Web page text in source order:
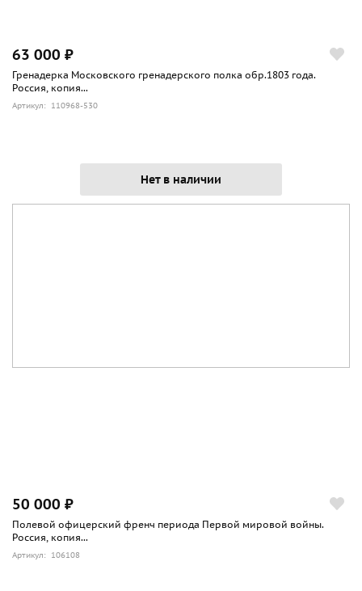
63 000 ₽
Гренадерка Московского гренадерского полка обр.1803 года.
Россия, копия...
Артикул: 110968-530
Нет в наличии
50 000 ₽
Полевой офицерский френч периода Первой мировой войны.
Россия, копия...
Артикул: 106108